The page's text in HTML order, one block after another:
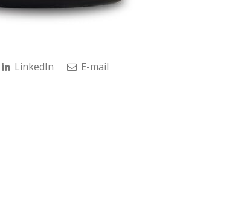
LinkedIn E-mail